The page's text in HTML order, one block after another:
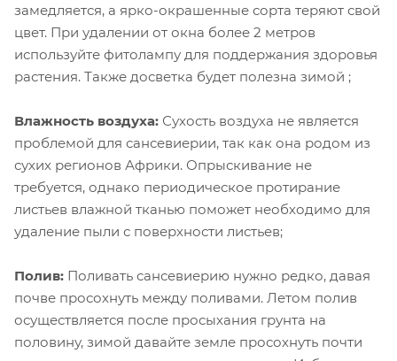
замедляется, а ярко-окрашенные сорта теряют свой
цвет. При удалении от окна более 2 метров
используйте фитолампу для поддержания здоровья
растения. Также досветка будет полезна зимой ;
Влажность воздуха: Сухость воздуха не является
проблемой для сансевиерии, так как она родом из
сухих регионов Африки. Опрыскивание не
требуется, однако периодическое протирание
листьев влажной тканью поможет необходимо для
удаление пыли с поверхности листьев;
Полив: Поливать сансевиерию нужно редко, давая
почве просохнуть между поливами. Летом полив
осуществляется после просыхания грунта на
половину, зимой давайте земле просохнуть почти